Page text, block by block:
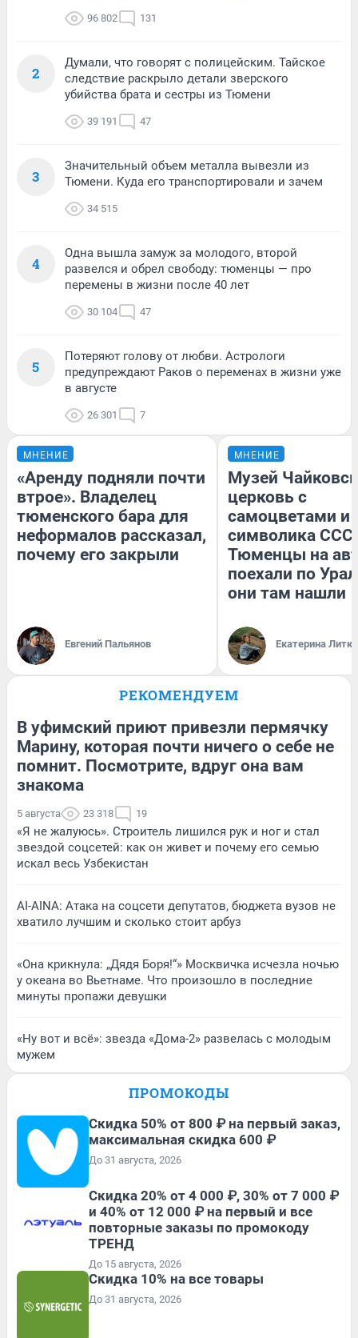
96 802 131
2
Думали, что говорят с полицейским. Тайское
следствие раскрыло детали зверского
убийства брата и сестры из Тюмени
39 191 47
3
Значительный объем металла вывезли из
Тюмени. Куда его транспортировали и зачем
34 515
4
Одна вышла замуж за молодого, второй
развелся и обрел свободу: тюменцы — про
перемены в жизни после 40 лет
30 104 47
5
Потеряют голову от любви. Астрологи
предупреждают Раков о переменах в жизни уже
в августе
26 301 7
МНЕНИЕ
«Аренду подняли почти
втрое». Владелец
тюменского бара для
неформалов рассказал,
почему его закрыли
Евгений Пальянов
МНЕНИЕ
Музей
церковь с
самоцветами и
символика
Тюменцы на
поехали по
они там нашли
Екатерина
РЕКОМЕНДУЕМ
В уфимский приют привезли пермячку
Марину, которая почти ничего о себе не
помнит. Посмотрите, вдруг она вам
знакома
5 августа 23 318 19
«Я не жалуюсь». Строитель лишился рук и ног и стал
звездой соцсетей: как он живет и почему его семью
искал весь Узбекистан
AI-AINA: Атака на соцсети депутатов, бюджета вузов не
хватило лучшим и сколько стоит арбуз
«Она крикнула: „Дядя Боря!“» Москвичка исчезла ночью
у океана во Вьетнаме. Что произошло в последние
минуты пропажи девушки
«Ну вот и всё»: звезда «Дома-2» развелась с молодым
мужем
ПРОМОКОДЫ
Скидка 50% от 800 ₽ на первый заказ,
максимальная скидка 600 ₽
До 31 августа, 2026
Скидка 20% от 4 000 ₽, 30% от 7 000 ₽
и 40% от 12 000 ₽ на первый и все
повторные заказы по промокоду
ТРЕНД
До 15 августа, 2026
Скидка 10% на все товары
До 31 августа, 2026